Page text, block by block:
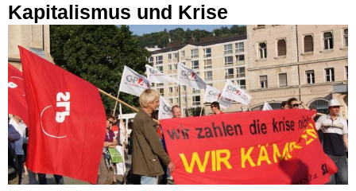
Kapitalismus und Krise